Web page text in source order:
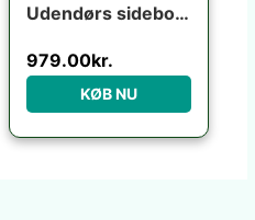
Udendørs sidebord Kave Home Mesquida terracotta fibercement H45,5x36x36 cm
979.00kr.
KØB NU